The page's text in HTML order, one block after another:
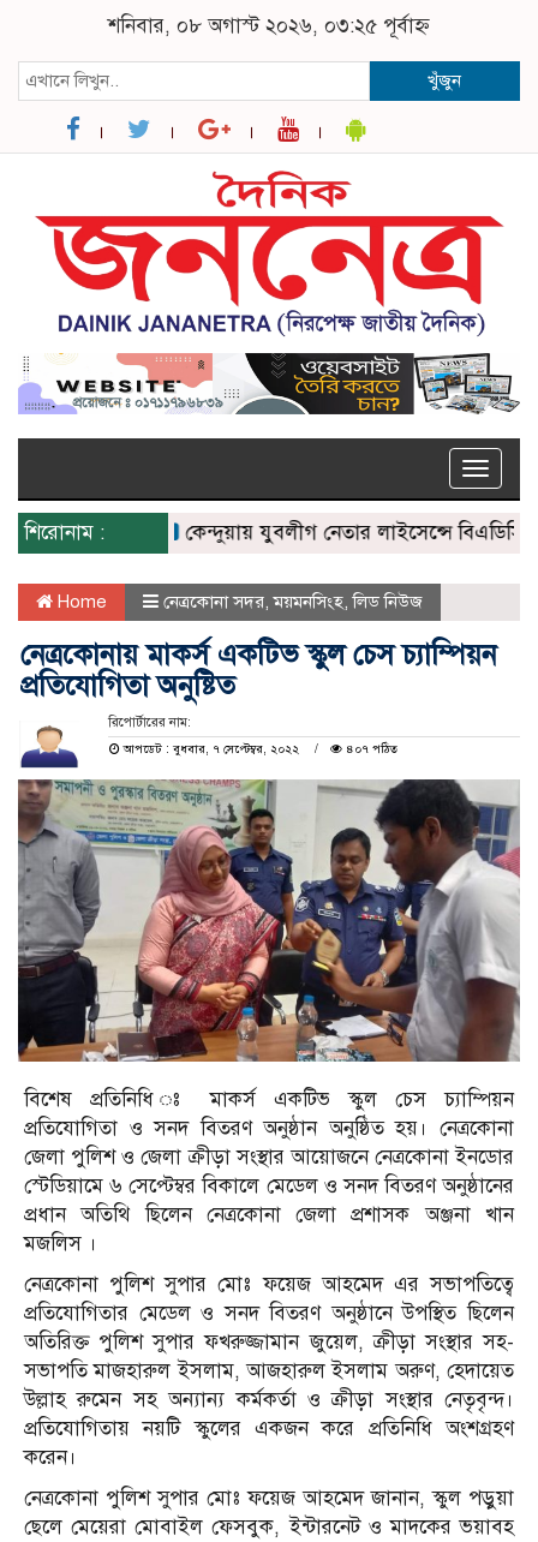
শনিবার, ০৮ অগাস্ট ২০২৬, ০৩:২৫ পূর্বাহ্ন
খুঁজুন
Toggle
শিরোনাম :
কেন্দুয়ায় যুবলীগ নেতার লাইসেন্সে বিএডিসির
Home নেত্রকোনা সদর,ময়মনসিংহ,লিড নিউজ
নেত্রকোনায় মাকর্স একটিভ স্কুল চেস চ্যাম্পিয়ন
প্রতিযোগিতা অনুষ্টিত
রিপোর্টারের নাম:
আপডেট : বুধবার, ৭ সেপ্টেম্বর, ২০২২
৪০৭ পঠিত
বিশেষ প্রতিনিধি ঃ মাকর্স একটিভ স্কুল চেস চ্যাম্পিয়ন
প্রতিযোগিতা ও সনদ বিতরণ অনুষ্ঠান অনুষ্ঠিত হয়। নেত্রকোনা
জেলা পুলিশ ও জেলা ক্রীড়া সংস্থার আয়োজনে নেত্রকোনা ইনডোর
স্টেডিয়ামে ৬ সেপ্টেম্বর বিকালে মেডেল ও সনদ বিতরণ অনুষ্ঠানের
প্রধান অতিথি ছিলেন নেত্রকোনা জেলা প্রশাসক অঞ্জনা খান
মজলিস ।
নেত্রকোনা পুলিশ সুপার মোঃ ফয়েজ আহমেদ এর সভাপতিত্বে
প্রতিযোগিতার মেডেল ও সনদ বিতরণ অনুষ্ঠানে উপস্থিত ছিলেন
অতিরিক্ত পুলিশ সুপার ফখরুজ্জামান জুয়েল, ক্রীড়া সংস্থার সহ-
সভাপতি মাজহারুল ইসলাম, আজহারুল ইসলাম অরুণ, হেদায়েত
উল্লাহ রুমেন সহ অন্যান্য কর্মকর্তা ও ক্রীড়া সংস্থার নেতৃবৃন্দ।
প্রতিযোগিতায় নয়টি স্কুলের একজন করে প্রতিনিধি অংশগ্রহণ
করেন।
নেত্রকোনা পুলিশ সুপার মোঃ ফয়েজ আহমেদ জানান, স্কুল পড়ুয়া
ছেলে মেয়েরা মোবাইল ফেসবুক, ইন্টারনেট ও মাদকের ভয়াবহ